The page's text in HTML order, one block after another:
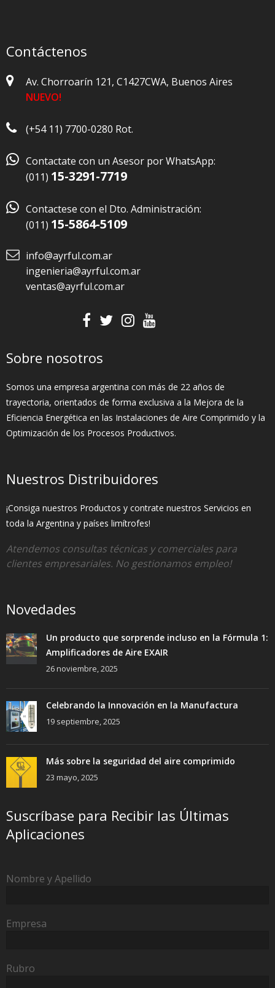
Contáctenos
Av. Chorroarín 121, C1427CWA, Buenos Aires
NUEVO!
(+54 11) 7700-0280 Rot.
 Contactate con un Asesor por WhatsApp:
(011) 15-3291-7719
 Contactese con el Dto. Administración:
(011) 15-5864-5109
info@ayrful.com.ar
ingenieria@ayrful.com.ar
ventas@ayrful.com.ar
Sobre nosotros
Somos una empresa argentina con más de 22 años de
trayectoria, orientados de forma exclusiva a la Mejora de la
Eficiencia Energética en las Instalaciones de Aire Comprimido y la
Optimización de los Procesos Productivos.
Nuestros Distribuidores
¡Consiga nuestros Productos y contrate nuestros Servicios en
toda la Argentina y países limítrofes!
Atendemos consultas técnicas y comerciales para
clientes empresariales. No gestionamos empleo!
Novedades
Un producto que sorprende incluso en la Fórmula 1:
Amplificadores de Aire EXAIR
26 noviembre, 2025
Celebrando la Innovación en la Manufactura
19 septiembre, 2025
Más sobre la seguridad del aire comprimido
23 mayo, 2025
Suscríbase para Recibir las Últimas
Aplicaciones
Nombre y Apellido
Empresa
Rubro